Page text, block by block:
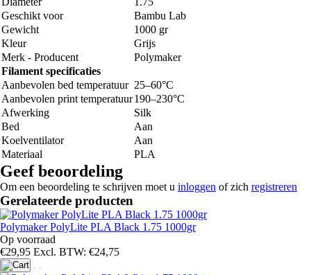
Eenvoudig te printen:
Vergelijkbaar met standaard PLA.
Hoge kleurintensiteit:
Diepe en rijke kleuren.
Consistente kwaliteit:
Betrouwbare extrusie en stabiele prints.
Technische specificaties
Materiaal:Silk PLA
Diameter:1.75 mm
Nettogewicht spoel: 1 kg
Printtemperatuur:190–230°C
Bedtemperatuur:
Printaanbevelingen
Nozzle:Standaard 0.4 mm nozzle aanbevolen.
Hotend: Compatibel met standaard hotends.
Koeling:Normale part cooling voor beste glansresultaat.
Printsnelheid:Matige snelheid voor optimale oppervlaktekwaliteit.
Opslag:Droog bewaren om glans en printkwaliteit te behouden.
Toepassingen
Panchroma™ PLA Silk is ideaal voor decoratieve objecten,
kunstprints, cosplay onderdelen, vazen, displaymodellen, trofeeën en
designprojecten waarbij een premium uitstraling gewenst is zonder
extra nabewerking.
Geschikt voor
Bambu Lab
Gewicht
1000 gr
Kleur
Grijs
Merk - Producent
Polymaker
Filament specificaties
Aanbevolen bed temperatuur 25–60°C
Aanbevolen print temperatuur190–230°C
Afwerking
Silk
Bed
Aan
Koelventilator
Aan
Materiaal
PLA
Geef beoordeling
Om een beoordeling te schrijven moet u inloggen of zich registreren
Gerelateerde producten
Polymaker PolyLite PLA Black 1.75 1000gr
Op voorraad
€29,95 Excl. BTW: €24,75